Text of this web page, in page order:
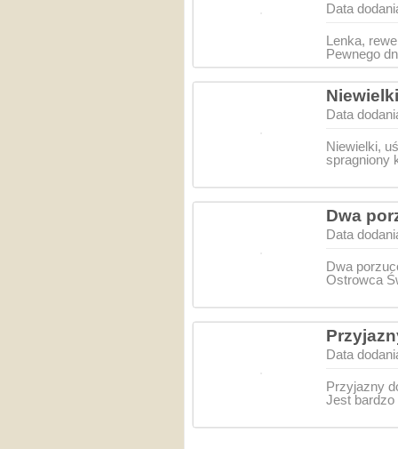
Data
Lenka,
Pewnego
Data
Niewielki,
spragniony
Dwa
Data
Dwa
Ostrowca
Data
Przyjazny
Jest bardzo